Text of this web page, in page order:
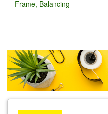
Frame, Balancing
ขายส่ง ขายปลีก
ผู้ส่งออก/นำเข้า
ธุรกิ